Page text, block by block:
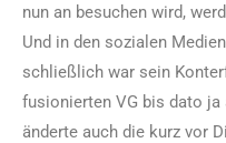
nun an besuchen wird,
Und in den sozialen
schließlich war sein
fusionierten VG bis dato ja
änderte auch die kurz vor